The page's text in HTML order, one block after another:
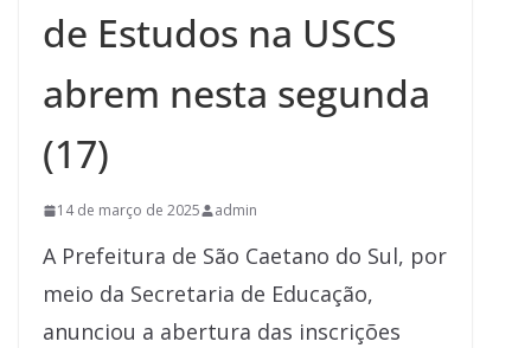
de Estudos na USCS
abrem nesta segunda
(17)
14 de março de 2025 admin
A Prefeitura de São Caetano do Sul, por
meio da Secretaria de Educação,
anunciou a abertura das inscrições